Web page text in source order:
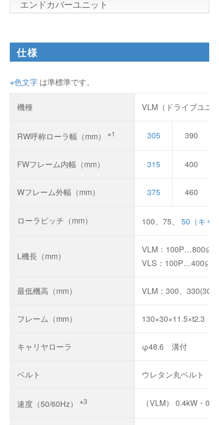
エンドカバーユニット
仕様
※色文字 は準標準です。
機種 VLM（ドライブユニ
RW呼称ローラ幅（mm） ※1 305 390
FWフレーム内幅（mm） 315 400
Wフレーム外幅（mm） 375 460
ローラピッチ（mm） 100、75、 50（キャ
L機長（mm）
VLM：
VLS：
最低機高（mm） VLM：300、
フレーム（mm） 130×30×11.5×t2.3
キャリヤローラ φ48.6 溝付
ベルト ウレタン丸ベルト
速度（50/60Hz） ※3 （VLM） 0.4kW・